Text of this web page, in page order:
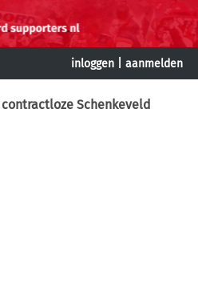
inloggen aanmelden
Schenkeveld